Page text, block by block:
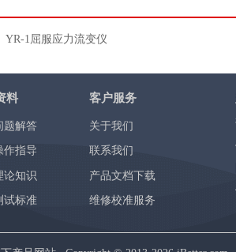
YR-1屈服应力流变仪
关于我们
联系我们
产品文档下载
维修校准服务
题解答
作指导
论知识
试标准
料 客户服务